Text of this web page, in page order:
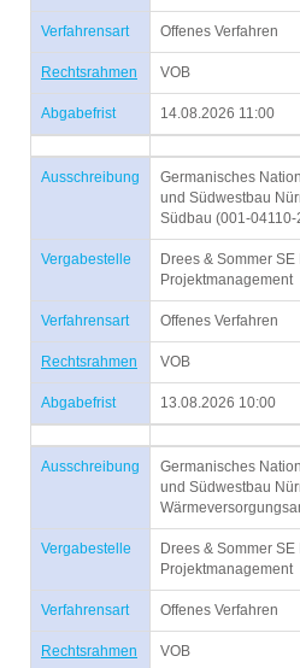
Verfahrensart Offenes Verfahren
Rechtsrahmen VOB
Abgabefrist 14.08.2026 11:00
Ausschreibung
Germanisches
und Südwestbau
Südbau (001-04110-
Vergabestelle
Drees & Sommer
Projektmanagement
Verfahrensart Offenes Verfahren
Rechtsrahmen VOB
Abgabefrist 13.08.2026 10:00
Ausschreibung
Germanisches
und Südwestbau
Vergabestelle
Drees & Sommer
Projektmanagement
Verfahrensart Offenes Verfahren
Rechtsrahmen VOB